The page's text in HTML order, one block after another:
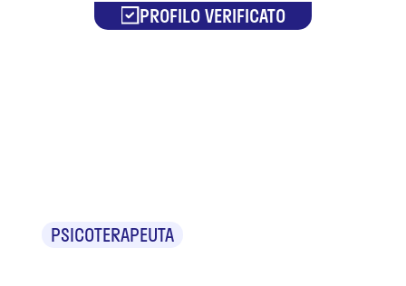
PROFILO VERIFICATO
PSICOTERAPEUTA